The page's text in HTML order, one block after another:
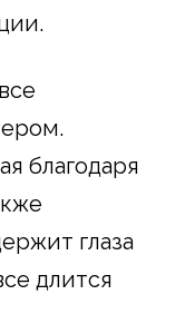
благодаря
глаза
длится